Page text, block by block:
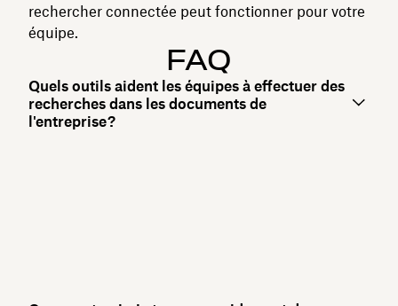
rechercher connectée peut fonctionner pour votre
équipe.
FAQ
Quels outils aident les équipes à effectuer des
recherches dans les documents de
l'entreprise ?